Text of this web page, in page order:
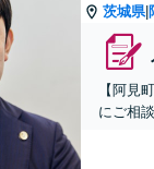
茨城県|
【阿見
にご相